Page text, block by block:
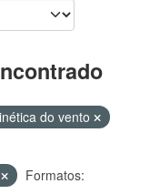
do vento
Formatos: